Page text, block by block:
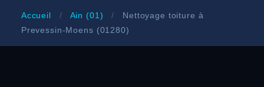
Accueil / Ain (01) /
Nettoyage toiture à
Prevessin-Moens (01280)